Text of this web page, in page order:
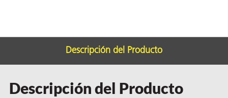
Descripción del Producto
Descripción del Producto
Óxido